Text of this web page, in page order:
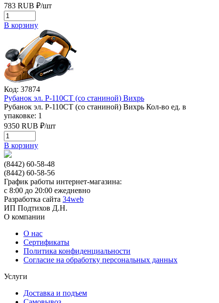
783 RUB ₽/шт
В корзину
Код: 37874
Рубанок эл. Р-110СТ (со станиной) Вихрь
Рубанок эл. Р-110СТ (со станиной) Вихрь Кол-во ед. в
упаковке: 1
9350 RUB ₽/шт
В корзину
(8442) 60-58-48
(8442) 60-58-56
График работы интернет-магазина:
с 8:00 до 20:00 ежедневно
Разработка сайта 34web
ИП Подтихов Д.Н.
О компании
О нас
Сертификаты
Политика конфиденциальности
Согласие на обработку персональных данных
Услуги
Доставка и подъем